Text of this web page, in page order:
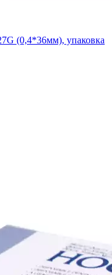
(0,4*36мм), упаковка